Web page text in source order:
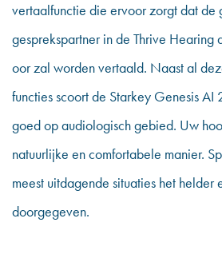
vertaalfunctie die ervoor zorgt dat de
gesprekspartner in de Thrive Hearing
oor zal worden vertaald. Naast al
functies scoort de Starkey Genesis
goed op audiologisch gebied. Uw
natuurlijke en comfortabele manier.
meest uitdagende situaties het helder
doorgegeven.